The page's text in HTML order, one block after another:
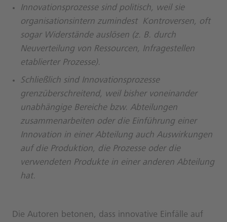
Innovationsprozesse sind politisch, weil sie
organisationsintern zumindest Kontroversen, oft
sogar Widerstände auslösen (z. B. durch
Neuverteilung von Ressourcen, Infragestellen
etablierter Prozesse).
Schließlich sind Innovationsprozesse
grenzüberschreitend, weil bisher voneinander
unabhängige Bereiche bzw. Abteilungen
zusammenarbeiten oder die Einführung einer
Innovation in einer Abteilung auch Auswirkungen
auf die Produktion, die Prozesse oder die
verwendeten Produkte in einer anderen Abteilung
hat.
Die Autoren betonen, dass innovative Einfälle auf